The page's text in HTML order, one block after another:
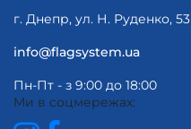
г. Днепр, ул. Н. Руденко, 53
info@flagsystem.ua
Пн-Пт - з 9:00 до 18:00
Ми в соцмережах: